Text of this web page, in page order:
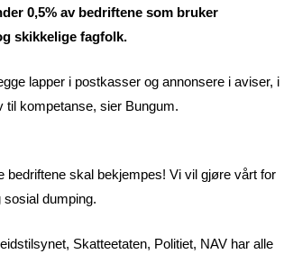
0,5% av bedriftene som bruker
skikkelige fagfolk.
lapper i postkasser og annonsere i aviser, i
til kompetanse, sier Bungum.
skal bekjempes! Vi vil gjøre vårt for
dumping.
Skatteetaten, Politiet, NAV har alle